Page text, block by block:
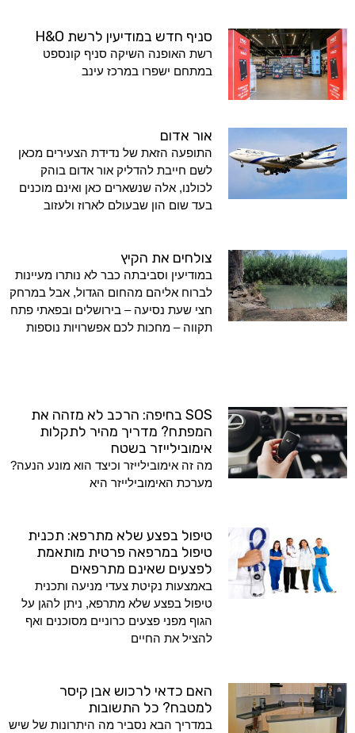
סניף חדש במודיעין לרשת H&O
רשת האופנה השיקה סניף קונספט
במתחם ישפרו במרכז עינב
אור אדום
התופעה הזאת של נדידת הצעירים מכאן
לשם חייבת להדליק אור אדום בוהק
לכולנו, אלה שנשארים כאן ואינם מוכנים
בעד שום הון שבעולם לארוז ולעזוב
צולחים את הקיץ
במודיעין וסביבתה כבר לא נותרו מעיינות
לברוח אליהם מהחום הגדול, אבל במרחק
חצי שעת נסיעה – בירושלים ובפאתי פתח
תקווה – מחכות לכם אפשרויות נוספות
SOS בחיפה: הרכב לא מזהה את
המפתח? מדריך מהיר לתקלות
אימובילייזר בשטח
מה זה אימובילייזר וכיצד הוא מונע הנעה?
מערכת האימובילייזר היא
טיפול בפצע שלא מתרפא: תכנית
טיפול במרפאה פרטית מותאמת
לפצעים שאינם מתרפאים
באמצעות נקיטת צעדי מניעה ותכנית
טיפול בפצע שלא מתרפא, ניתן להגן על
הגוף מפני פצעים כרוניים מסוכנים ואף
להציל את החיים
האם כדאי לרכוש אבן קיסר
למטבח? כל התשובות
במדריך הבא נסביר מה היתרונות של שיש